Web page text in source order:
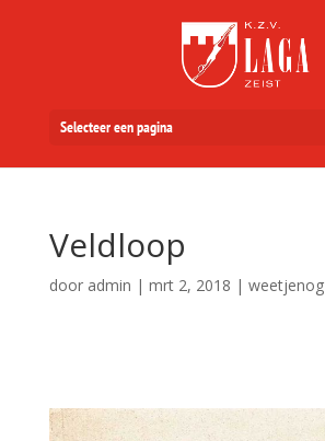
Selecteer een pagina
Veldloop
door admin | mrt 2, 2018 | weetjenog